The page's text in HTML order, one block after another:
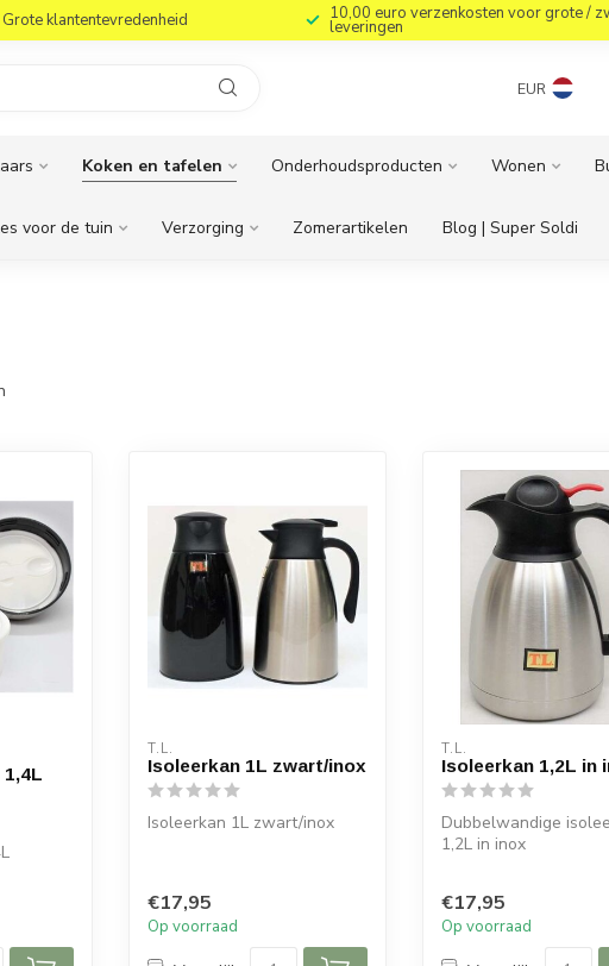
Grote klantentevredenheid 10,00 euro verzenkosten voor grote /
leveringen
EUR
Koken en tafelen Onderhoudsproducten Wonen
voor de tuin Verzorging Zomerartikelen Blog | Super Soldi
T.L.
Isoleerkan 1L zwart/inox
Isoleerkan 1L zwart/inox
€17,95
Op voorraad
T.L.
Isoleerkan 1,2L in
Dubbelwandige
1,2L in inox
€17,95
Op voorraad